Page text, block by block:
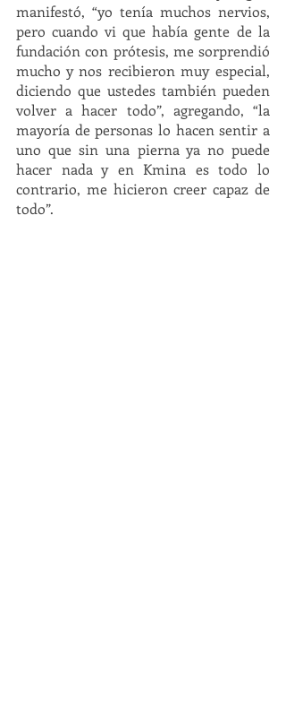
manifestó, “yo tenía muchos nervios,
pero cuando vi que había gente de la
fundación con prótesis, me sorprendió
mucho y nos recibieron muy especial,
diciendo que ustedes también pueden
volver a hacer todo”, agregando, “la
mayoría de personas lo hacen sentir a
uno que sin una pierna ya no puede
hacer nada y en Kmina es todo lo
contrario, me hicieron creer capaz de
todo”.